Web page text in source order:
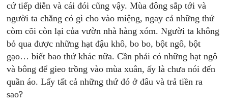
cứ tiếp diễn và cái đói cũng vậy. Mùa đông sắp tới và
người ta chẳng có gì cho vào miệng, ngay cả những thứ
còm cõi còn lại của vườn nhà hàng xóm. Người ta không
bỏ qua được những hạt đậu khô, bo bo, bột ngô, bột
gạo… biết bao thứ khác nữa. Cần phải có những hạt ngô
và bông để gieo trồng vào mùa xuân, ấy là chưa nói đến
quần áo. Lấy tất cả những thứ đó ở đâu và trả tiền ra
sao?